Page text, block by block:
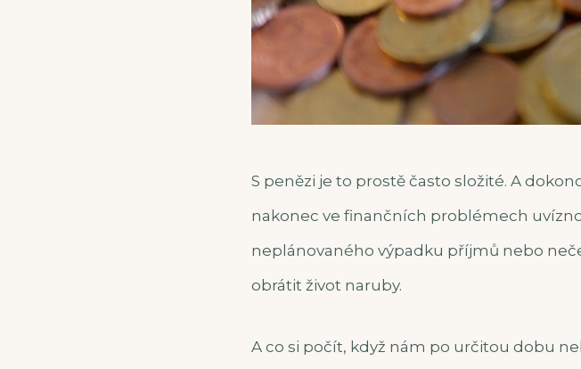
S penězi je to prostě často složité. A
nakonec ve finančních problémech
neplánovaného výpadku příjmů nebo
obrátit život naruby.
A co si počít, když nám po určitou dobu